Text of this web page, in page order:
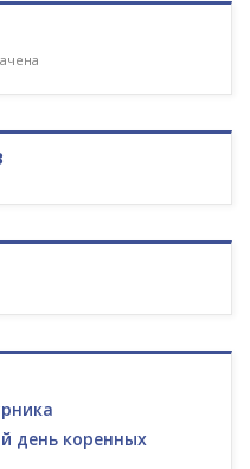
день коренных